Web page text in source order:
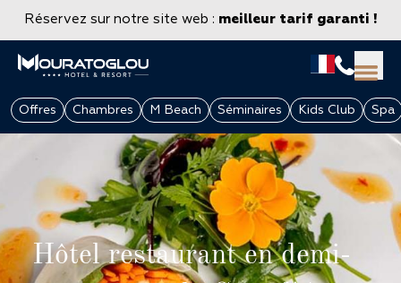
Réservez sur notre site web : meilleur tarif garanti !
Offres Chambres M Beach Séminaires Kids Club Spa
Hôtel restaurant en demi-